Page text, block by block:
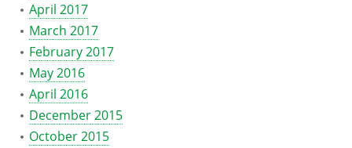
April 2017
March 2017
February 2017
May 2016
April 2016
December 2015
October 2015